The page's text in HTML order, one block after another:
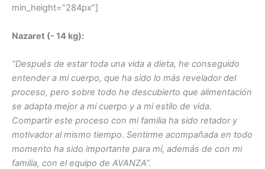
min_height=”284px”]
Nazaret (- 14 kg):
“Después de estar toda una vida a dieta, he conseguido
entender a mi cuerpo, que ha sido lo más revelador del
proceso, pero sobre todo he descubierto que alimentación
se adapta mejor a mi cuerpo y a mi estilo de vida.
Compartir este proceso con mi familia ha sido retador y
motivador al mismo tiempo. Sentirme acompañada en todo
momento ha sido importante para mí, además de con mi
familia, con el equipo de AVANZA”.